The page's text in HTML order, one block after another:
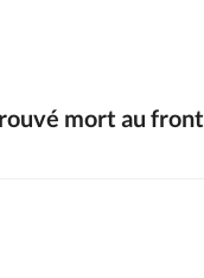
mort au front